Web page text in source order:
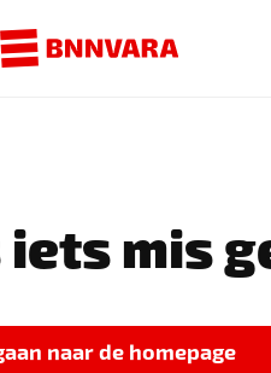
iets mis
naar de homepage